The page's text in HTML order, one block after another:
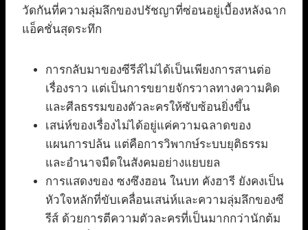
วัดกันที่ความลุ่มลึกของปรัชญาที่ซ่อนอยู่เบื้องหลังฉาก
แอ็คชั่นสุดระทึก
การกลับมาของซีรีส์ไม่ได้เป็นเพียงการสานต่อ
เรื่องราว แต่เป็นการขยายจักรวาลทางความคิด
และศีลธรรมของตัวละครให้ซับซ้อนยิ่งขึ้น
เสน่ห์ของเรื่องไม่ได้อยู่แค่ความฉลาดของ
แผนการปล้น แต่คือการวิพากษ์ระบบยุติธรรม
และอำนาจมืดในสังคมอย่างแยบยล
การแสดงของ ซงซึงฮอน ในบท คังฮารี ยังคงเป็น
หัวใจหลักที่ขับเคลื่อนเสน่ห์และความลุ่มลึกของซี
รีส์ ด้วยการตีความตัวละครที่เป็นมากกว่านักต้ม